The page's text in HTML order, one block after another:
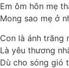
Em ôm hôn mẹ
Mong sao mẹ ở
Con là ánh trăng
Là yêu thương
Dù cho sóng gió